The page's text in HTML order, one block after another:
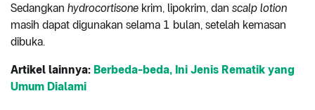
Sedangkan hydrocortisone krim, lipokrim, dan scalp lotion
masih dapat digunakan selama 1 bulan, setelah kemasan
dibuka.
Artikel lainnya: Berbeda-beda, Ini Jenis Rematik yang
Umum Dialami